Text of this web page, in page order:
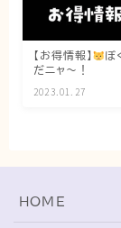
ゆずとシン
ねこの部屋
猫の雑学・
【お得情報】
ぼ
だニャ〜！
2023.01.27
HOME